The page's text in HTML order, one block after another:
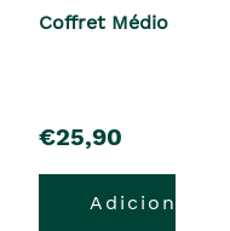
Coffret Médio
pre�o
€25,90
Adicionar